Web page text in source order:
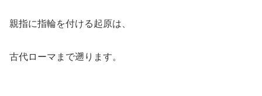
親指に指輪を付ける起原は、
古代ローマまで遡ります。